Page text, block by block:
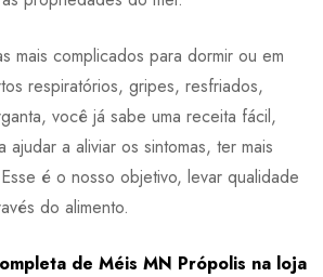
mais complicados para dormir ou em
respiratórios, gripes, resfriados,
você já sabe uma receita fácil,
a aliviar os sintomas, ter mais
é o nosso objetivo, levar qualidade
do alimento.
de Méis MN Própolis na loja